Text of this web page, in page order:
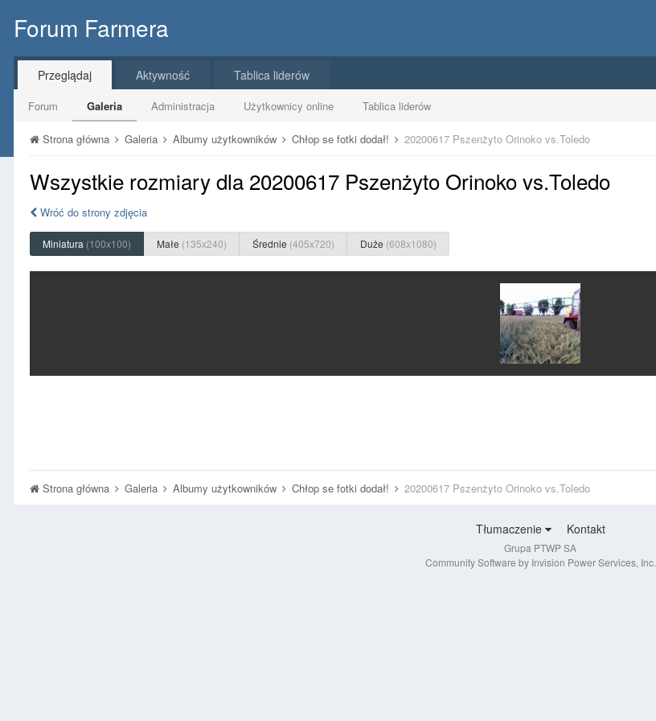
Forum Farmera
Przeglądaj
Forum Galeria Administracja Użytkownicy online Tablica liderów
Aktywność Tablica liderów
Strona główna Galeria Albumy użytkowników Chłop se fotki dodał! 20200617 Pszenżyto Orinoko vs.Toledo
Wszystkie rozmiary dla 20200617 Pszenżyto Orinoko vs.Toledo
Wróć do strony zdjęcia
Miniatura (100x100) Małe (135x240) Średnie (405x720) Duże (608x1080)
Strona główna Galeria Albumy użytkowników Chłop se fotki dodał! 20200617 Pszenżyto Orinoko vs.Toledo
Tłumaczenie Kontakt
Grupa PTWP SA
Community Software by Invision Power Services, Inc.